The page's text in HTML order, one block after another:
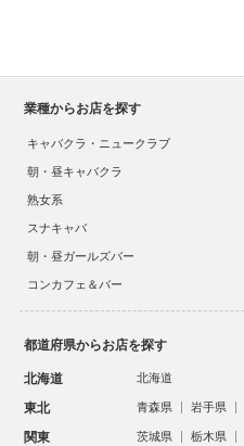
業種からお店を探す
キャバクラ・ニュークラブ
朝・昼キャバクラ
熟女系
スナキャバ
朝・昼ガールズバー
コンカフェ＆バー
都道府県からお店を探す
北海道 北海道
東北 青森県 岩手県
関東 茨城県 栃木県